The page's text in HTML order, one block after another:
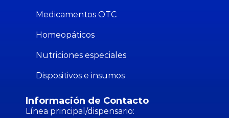
Medicamentos OTC
Homeopáticos
Nutriciones especiales
Dispositivos e insumos
Información de Contacto
Línea principal/dispensario: